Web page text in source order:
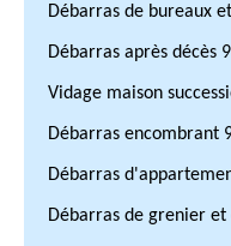
Débarras de bureaux
Débarras après décès
Vidage maison
Débarras encombrant
Débarras
Débarras de grenier et